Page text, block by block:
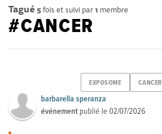
Tagué 5fois et suivi par1 membre
#CANCER
EXPOSOME CANCER
barbarella speranza
événement publié le02/07/2026